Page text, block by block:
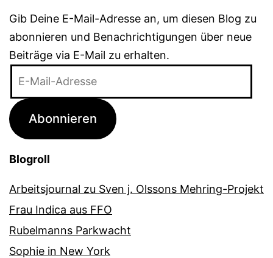
Gib Deine E-Mail-Adresse an, um diesen Blog zu
abonnieren und Benachrichtigungen über neue
Beiträge via E-Mail zu erhalten.
Adresse
Abonnieren
Blogroll
Arbeitsjournal zu Sven j. Olssons Mehring-Projekt
Frau Indica aus FFO
Rubelmanns Parkwacht
Sophie in New York